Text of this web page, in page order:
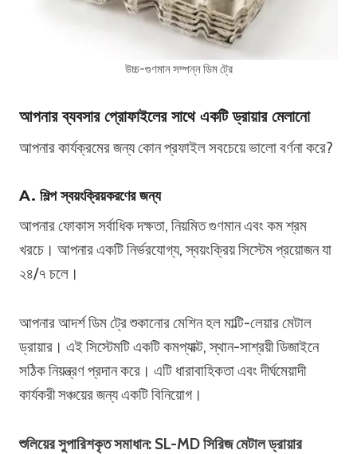
উচ্চ-গুণমান সম্পন্ন ডিম ট্রে
আপনার ব্যবসার প্রোফাইলের সাথে একটি ড্রায়ার মেলানো
আপনার কার্যক্রমের জন্য কোন প্রফাইল সবচেয়ে ভালো বর্ণনা করে?
A. শিল্প স্বয়ংক্রিয়করণের জন্য
আপনার ফোকাস সর্বাধিক দক্ষতা, নিয়মিত গুণমান এবং কম শ্রম
খরচে। আপনার একটি নির্ভরযোগ্য, স্বয়ংক্রিয় সিস্টেম প্রয়োজন যা
২৪/৭ চলে।
আপনার আদর্শ ডিম ট্রে শুকানোর মেশিন হল মাল্টি-লেয়ার মেটাল
ড্রায়ার। এই সিস্টেমটি একটি কমপ্যাক্ট, স্থান-সাশ্রয়ী ডিজাইনে
সঠিক নিয়ন্ত্রণ প্রদান করে। এটি ধারাবাহিকতা এবং দীর্ঘমেয়াদী
কার্যকরী সঞ্চয়ের জন্য একটি বিনিয়োগ।
শুলিয়ের সুপারিশকৃত সমাধান: SL-MD সিরিজ মেটাল ড্রায়ার